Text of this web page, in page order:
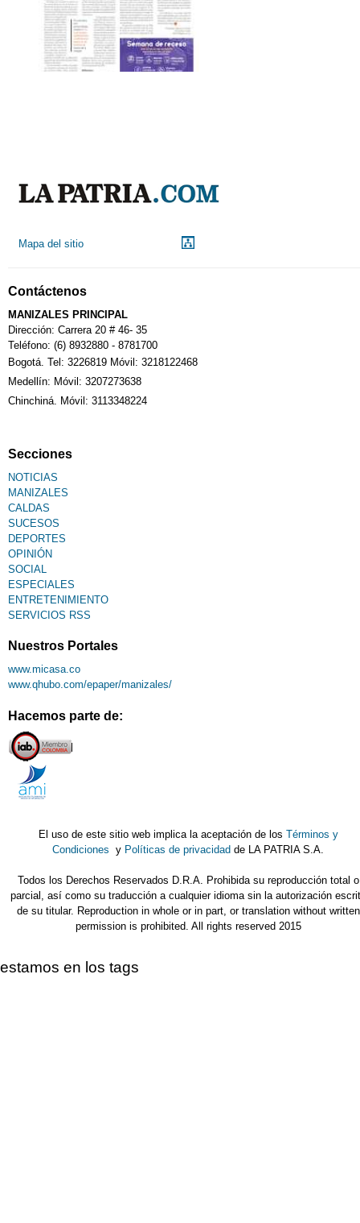
Mapa del sitio
Contáctenos
MANIZALES PRINCIPAL
Dirección: Carrera 20 # 46- 35
Teléfono: (6) 8932880 - 8781700
Bogotá. Tel: 3226819 Móvil: 3218122468
Medellín: Móvil: 3207273638
Chinchiná. Móvil: 3113348224
Secciones
NOTICIAS
MANIZALES
CALDAS
SUCESOS
DEPORTES
OPINIÓN
SOCIAL
ESPECIALES
ENTRETENIMIENTO
SERVICIOS RSS
Nuestros Portales
www.micasa.co
www.qhubo.com/epaper/manizales/
Hacemos parte de:
El uso de este sitio web implica la aceptación de los Términos y
Condiciones y Políticas de privacidad de LA PATRIA S.A.
Todos los Derechos Reservados D.R.A. Prohibida su reproducción total o
parcial, así como su traducción a cualquier idioma sin la autorización
de su titular. Reproduction in whole or in part, or translation without written
permission is prohibited. All rights reserved 2015
estamos en los tags